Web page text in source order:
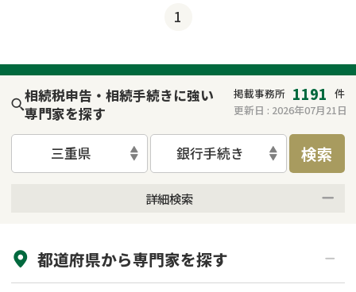
1
相続税申告・相続手続きに強い
専門家を探す
掲載事務所 1191 件
更新日 : 2026年07月21日
三重県 銀行手続き 検索
詳細検索
初回相談無料
土日祝の相談可能
都道府県から専門家を探す